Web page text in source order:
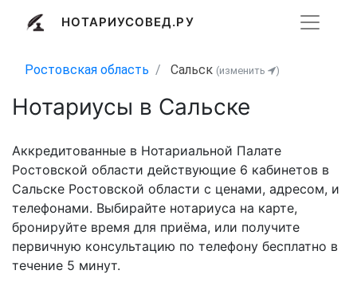
НОТАРИУСОВЕД.РУ
Ростовская область Сальск (изменить )
Нотариусы в Сальске
Аккредитованные в Нотариальной Палате
Ростовской области действующие 6 кабинетов в
Сальске Ростовской области с ценами, адресом, и
телефонами. Выбирайте нотариуса на карте,
бронируйте время для приёма, или получите
первичную консультацию по телефону бесплатно в
течение 5 минут.